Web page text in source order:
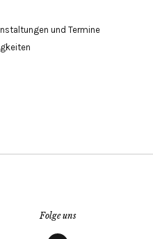
und Termine
Folge uns